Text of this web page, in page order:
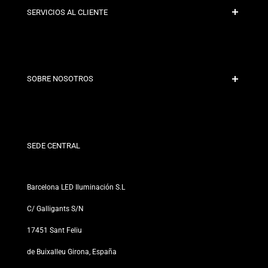
SERVICIOS AL CLIENTE
Contacto
SOBRE NOSOTROS
Nuestras Tiendas
SEDE CENTRAL
Barcelona LED Iluminación S.L
C/ Galligants S/N
17451 Sant Feliu
de Buixalleu Girona, España